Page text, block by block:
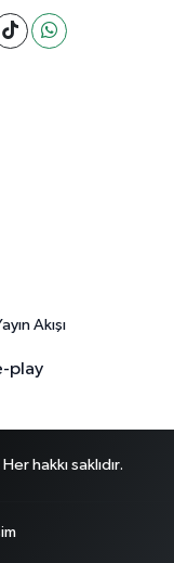
Akışı
hakkı saklıdır.